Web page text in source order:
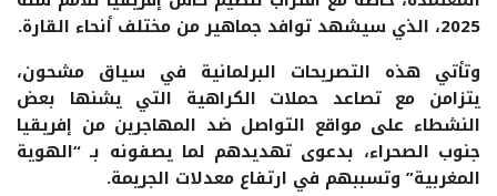
2025، الذي سيشهد توافد جماهير من مختلف أنحاء القارة.
وتأتي هذه التصريحات البرلمانية في سياق مشحون،
يتزامن مع تصاعد حملات الكراهية التي يشنها بعض
النشطاء على مواقع التواصل ضد المهاجرين من إفريقيا
جنوب الصحراء، بدعوى تهديدهم لما يصفونه بـ “الهوية
المغربية” وتسببهم في ارتفاع معدلات الجريمة.